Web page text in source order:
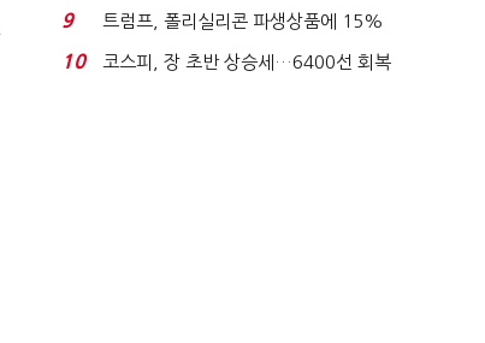
격…추미애, 20년...
9
트럼프, 폴리실리콘 파생상품에 15%
관세…"미 산업 재건"...
10
코스피, 장 초반 상승세…6400선 회복